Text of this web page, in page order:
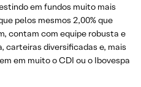
em fundos muito mais
pelos mesmos 2,00% que
contam com equipe robusta e
carteiras diversificadas e, mais
em muito o CDI ou o Ibovespa